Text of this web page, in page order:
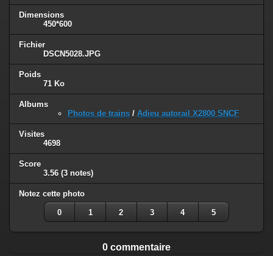
Dimensions
450*600
Fichier
DSCN5028.JPG
Poids
71 Ko
Albums
Photos de trains / Adieu autorail X2800 SNCF
Visites
4698
Score
3.56 (3 notes)
Notez cette photo
0 1 2 3 4 5
0 commentaire